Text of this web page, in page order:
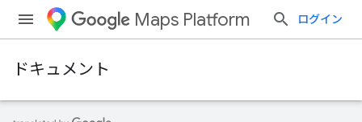
Maps Platform ログイン
ドキュメント